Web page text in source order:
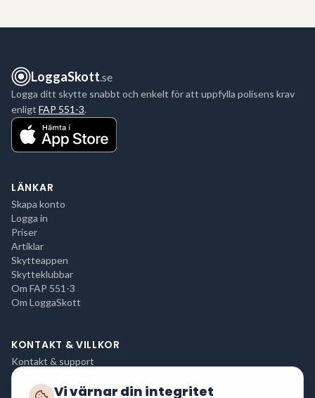
LoggaSkott.se
Logga ditt skytte snabbt och enkelt för att uppfylla polisens krav
enligt FAP 551-3.
LÄNKAR
Skapa konto
Logga in
Priser
Artiklar
Skytteappen
Skytteklubbar
Om FAP 551-3
Om LoggaSkott
KONTAKT & VILLKOR
Kontakt & support
Integritetspolicy
AnvändarvillkorVi värnar din integritet